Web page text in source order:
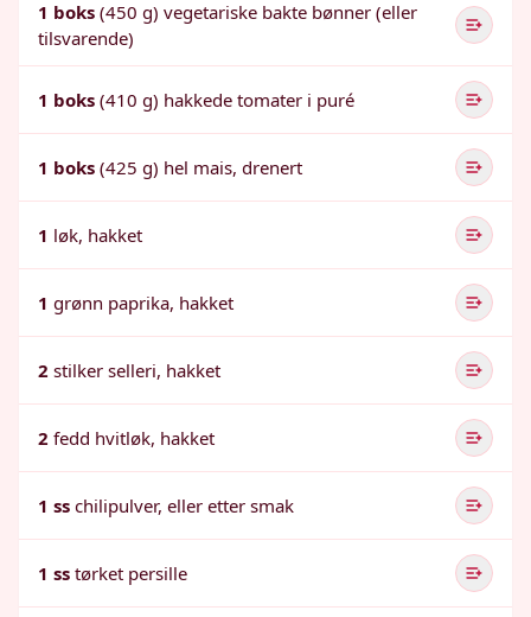
1 boks (450 g) vegetariske bakte bønner (eller
tilsvarende)
1 boks (410 g) hakkede tomater i puré
1 boks (425 g) hel mais, drenert
1 løk, hakket
1 grønn paprika, hakket
2 stilker selleri, hakket
2 fedd hvitløk, hakket
1 ss chilipulver, eller etter smak
1 ss tørket persille